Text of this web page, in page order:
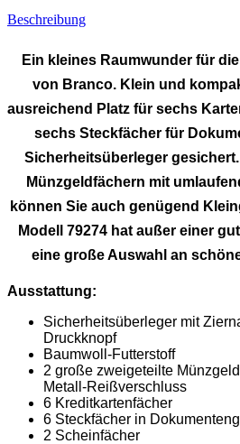
Beschreibung
Ein kleines Raumwunder für
von Branco. Klein und
ausreichend Platz für sechs
sechs Steckfächer für
Sicherheitsüberleger
Münzgeldfächern mit
können Sie auch genügend
Modell 79274 hat außer einer
eine große Auswahl an
Ausstattung:
Sicherheitsüberleger mit
Druckknopf
Baumwoll-Futterstoff
2 große zweigeteilte
Metall-Reißverschluss
6 Kreditkartenfächer
6 Steckfächer in
2 Scheinfächer